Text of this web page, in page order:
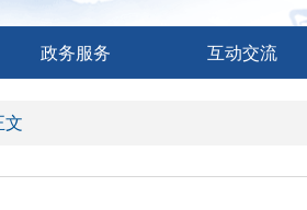
政务服务 互动交流
文